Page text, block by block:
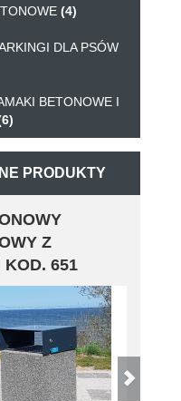
(4)
DLA PSÓW
BETONOWE I
PRODUKTY
Z
651